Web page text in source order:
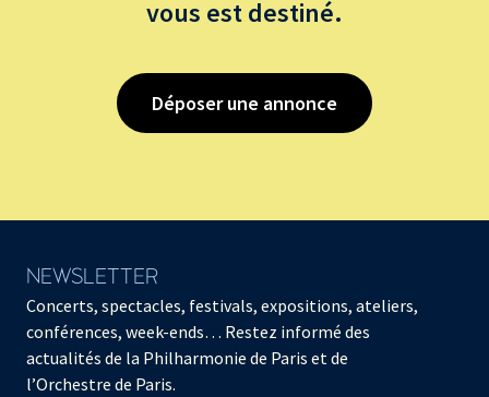
vous est destiné.
Déposer une annonce
NEWSLETTER
Concerts, spectacles, festivals, expositions, ateliers,
conférences, week-ends… Restez informé des
actualités de la Philharmonie de Paris et de
l’Orchestre de Paris.